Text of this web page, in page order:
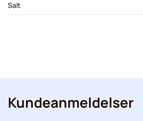
Salt
Kundeanmeldelser